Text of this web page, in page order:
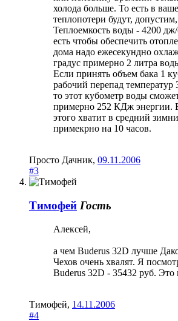
холода больше. То есть в
теплопотери будут,
Теплоемкость воды - 4200
есть чтобы обеспечить
дома надо ежесекундно
градус примерно 2 литра
Если принять объем бака 1
рабочий перепад температур
то этот кубометр воды
примерно 252 КДж энергии.
этого хватит в средний
примекрно на 10 часов.
Просто Дачник, 09.11.2006
#3
Тимофей Гость
Алексей,
а чем Buderus 32D лучше
Чехов очень хвалят. Я
Buderus 32D - 35432 руб. Это
Тимофей, 14.11.2006
#4